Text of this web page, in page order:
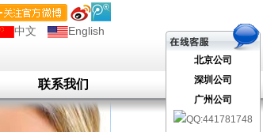
中文 English
联系我们
北京公司
深圳公司
广州公司